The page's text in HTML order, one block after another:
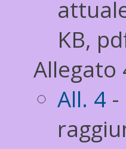
KB,
Allegato
All. 4